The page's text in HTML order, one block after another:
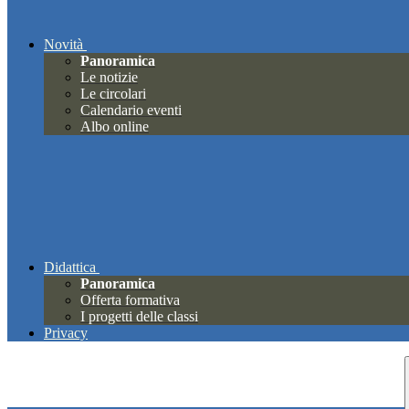
Novità
Panoramica
Le notizie
Le circolari
Calendario eventi
Albo online
Didattica
Panoramica
Offerta formativa
I progetti delle classi
Privacy